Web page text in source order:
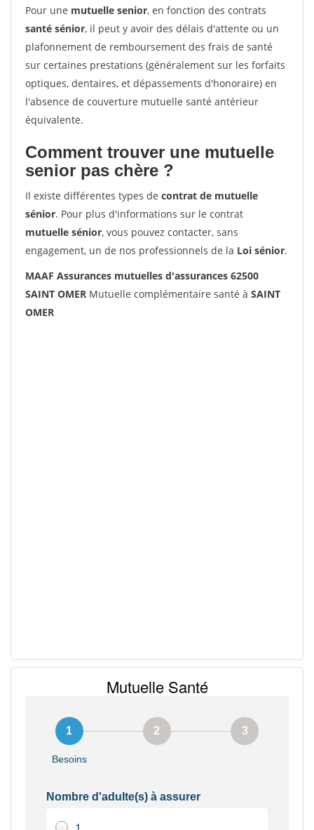
Pour une mutuelle senior, en fonction des contrats
santé sénior, il peut y avoir des délais d'attente ou un
plafonnement de remboursement des frais de santé
sur certaines prestations (généralement sur les forfaits
optiques, dentaires, et dépassements d'honoraire) en
l'absence de couverture mutuelle santé antérieur
équivalente.
Comment trouver une mutuelle
senior pas chère ?
Il existe différentes types de contrat de mutuelle
sénior. Pour plus d'informations sur le contrat
mutuelle sénior, vous pouvez contacter, sans
engagement, un de nos professionnels de la Loi sénior.
MAAF Assurances mutuelles d'assurances 62500
SAINT OMER Mutuelle complémentaire santé à SAINT
OMER